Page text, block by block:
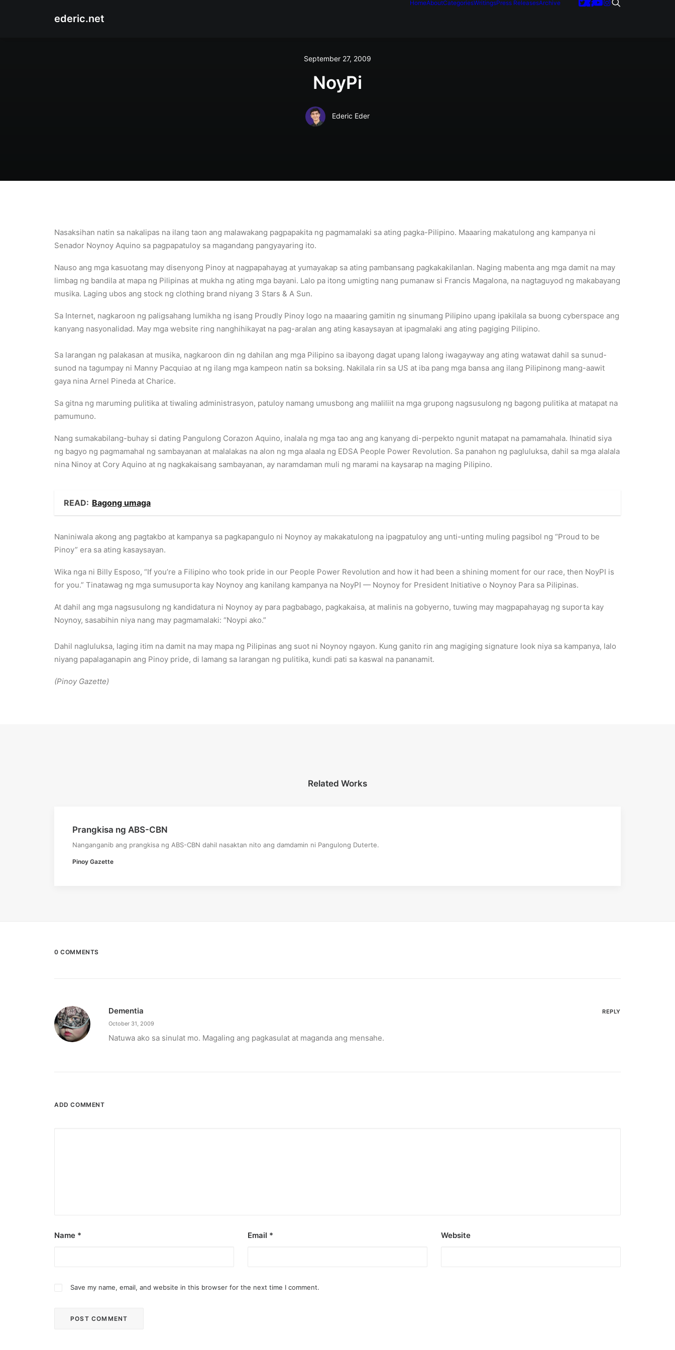
ederic.net
HomeAboutCategoriesWritingsPress ReleasesArchive
September 27, 2009
NoyPi
Ederic Eder
Nasaksihan natin sa nakalipas na ilang taon ang malawakang pagpapakita ng pagmamalaki sa ating pagka-Pilipino. Maaaring makatulong ang kampanya ni
Senador Noynoy Aquino sa pagpapatuloy sa magandang pangyayaring ito.
Nauso ang mga kasuotang may disenyong Pinoy at nagpapahayag at yumayakap sa ating pambansang pagkakakilanlan. Naging mabenta ang mga damit na may
limbag ng bandila at mapa ng Pilipinas at mukha ng ating mga bayani. Lalo pa itong umigting nang pumanaw si Francis Magalona, na nagtaguyod ng makabayang
musika. Laging ubos ang stock ng clothing brand niyang 3 Stars & A Sun.
Sa Internet, nagkaroon ng paligsahang lumikha ng isang Proudly Pinoy logo na maaaring gamitin ng sinumang Pilipino upang ipakilala sa buong cyberspace ang
kanyang nasyonalidad. May mga website ring nanghihikayat na pag-aralan ang ating kasaysayan at ipagmalaki ang ating pagiging Pilipino.
Sa larangan ng palakasan at musika, nagkaroon din ng dahilan ang mga Pilipino sa ibayong dagat upang lalong iwagayway ang ating watawat dahil sa sunud-
sunod na tagumpay ni Manny Pacquiao at ng ilang mga kampeon natin sa boksing. Nakilala rin sa US at iba pang mga bansa ang ilang Pilipinong mang-aawit
gaya nina Arnel Pineda at Charice.
Sa gitna ng maruming pulitika at tiwaling administrasyon, patuloy namang umusbong ang maliliit na mga grupong nagsusulong ng bagong pulitika at matapat na
pamumuno.
Nang sumakabilang-buhay si dating Pangulong Corazon Aquino, inalala ng mga tao ang ang kanyang di-perpekto ngunit matapat na pamamahala. Ihinatid siya
ng bagyo ng pagmamahal ng sambayanan at malalakas na alon ng mga alaala ng EDSA People Power Revolution. Sa panahon ng pagluluksa, dahil sa mga alalala
nina Ninoy at Cory Aquino at ng nagkakaisang sambayanan, ay naramdaman muli ng marami na kaysarap na maging Pilipino.
READ: Bagong umaga
Naniniwala akong ang pagtakbo at kampanya sa pagkapangulo ni Noynoy ay makakatulong na ipagpatuloy ang unti-unting muling pagsibol ng “Proud to be
Pinoy” era sa ating kasaysayan.
Wika nga ni Billy Esposo, “If you’re a Filipino who took pride in our People Power Revolution and how it had been a shining moment for our race, then NoyPI is
for you.” Tinatawag ng mga sumusuporta kay Noynoy ang kanilang kampanya na NoyPI — Noynoy for President Initiative o Noynoy Para sa Pilipinas.
At dahil ang mga nagsusulong ng kandidatura ni Noynoy ay para pagbabago, pagkakaisa, at malinis na gobyerno, tuwing may magpapahayag ng suporta kay
Noynoy, sasabihin niya nang may pagmamalaki: “Noypi ako.”
Dahil nagluluksa, laging itim na damit na may mapa ng Pilipinas ang suot ni Noynoy ngayon. Kung ganito rin ang magiging signature look niya sa kampanya, lalo
niyang papalaganapin ang Pinoy pride, di lamang sa larangan ng pulitika, kundi pati sa kaswal na pananamit.
(Pinoy Gazette)
Related Works
Prangkisa ng ABS-CBN
Nanganganib ang prangkisa ng ABS-CBN dahil nasaktan nito ang damdamin ni Pangulong Duterte.
Pinoy Gazette
0 COMMENTS
Dementia
October 31, 2009
Natuwa ako sa sinulat mo. Magaling ang pagkasulat at maganda ang mensahe.
REPLY
ADD COMMENT
Name * Email * Website
Save my name, email, and website in this browser for the next time I comment.